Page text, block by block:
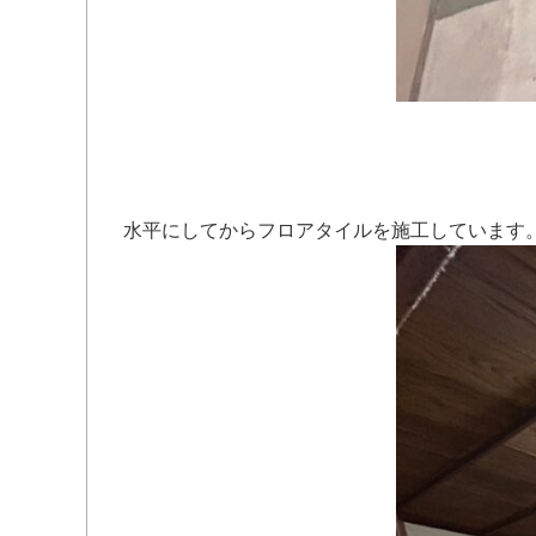
水平にしてからフロアタイルを施工しています